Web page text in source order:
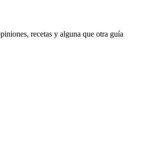
recetas y alguna que otra guía